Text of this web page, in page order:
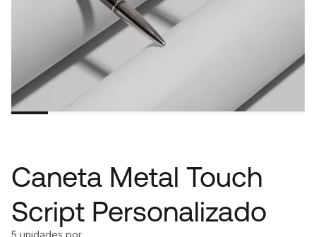
Caneta Metal Touch
Script Personalizado
5 unidades por